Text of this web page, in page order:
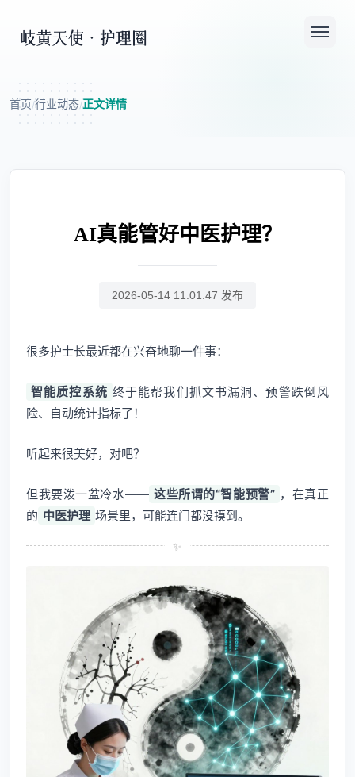
首页/行业动态/正文详情
AI真能管好中医护理？
2026-05-14 11:01:47 发布
很多护士长最近都在兴奋地聊一件事：
智能质控系统 终于能帮我们抓文书漏洞、预警跌倒风
险、自动统计指标了！
听起来很美好，对吧？
但我要泼一盆冷水—— 这些所谓的“智能预警” ，在真正
的 中医护理 场景里，可能连门都没摸到。
✨